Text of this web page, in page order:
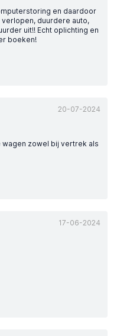
en daardoor
duurdere auto,
uit!! Echt oplichting en
boeken!
20-07-2024
zowel bij vertrek als
17-06-2024